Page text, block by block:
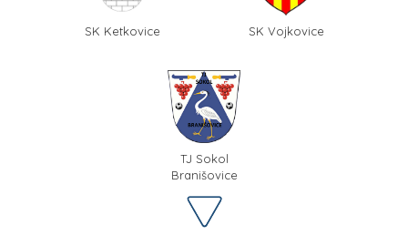
SK Ketkovice SK Vojkovice
TJ Sokol
Branišovice